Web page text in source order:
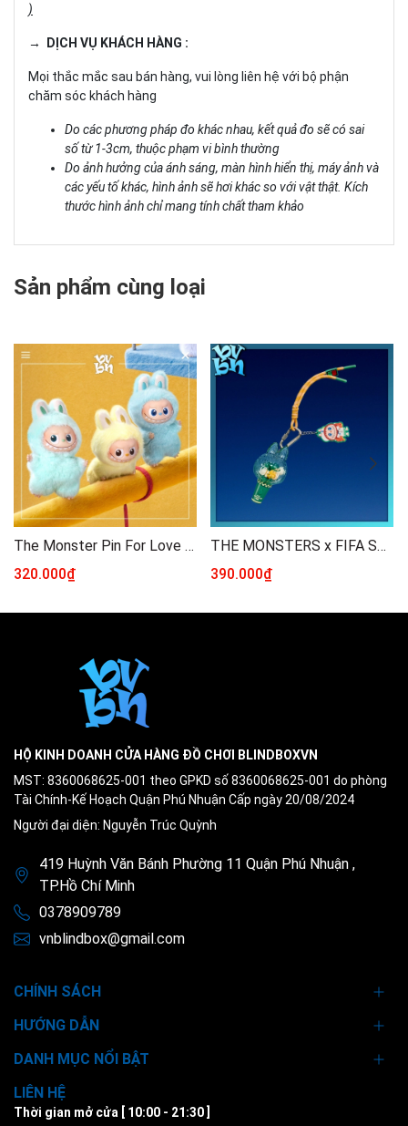
)
→ DỊCH VỤ KHÁCH HÀNG :
Mọi thắc mắc sau bán hàng, vui lòng liên hệ với bộ phận
chăm sóc khách hàng
Do các phương pháp đo khác nhau, kết quả đo sẽ có sai
số từ 1-3cm, thuộc phạm vi bình thường
Do ảnh hưởng của ánh sáng, màn hình hiển thị, máy ảnh và
các yếu tố khác, hình ảnh sẽ hơi khác so với vật thật. Kích
thước hình ảnh chỉ mang tính chất tham khảo
Sản phẩm cùng loại
The Monster Pin For Love N - Z
320.000₫
THE MONSTERS x FIFA SERIES-Mini Pendant Light Blind Box
390.000₫
HỘ KINH DOANH CỬA HÀNG ĐỒ CHƠI BLINDBOXVN
MST: 8360068625-001 theo GPKD số 8360068625-001 do phòng
Tài Chính-Kế Hoạch Quận Phú Nhuận Cấp ngày 20/08/2024
Người đại diện: Nguyễn Trúc Quỳnh
419 Huỳnh Văn Bánh Phường 11 Quận Phú Nhuận ,
TP.Hồ Chí Minh
0378909789
vnblindbox@gmail.com
CHÍNH SÁCH
HƯỚNG DẪN
DANH MỤC NỔI BẬT
LIÊN HỆ
Thời gian mở cửa [ 10:00 - 21:30 ]